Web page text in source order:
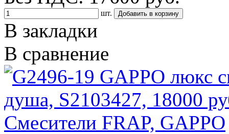
шт.
В закладки
В сравнение